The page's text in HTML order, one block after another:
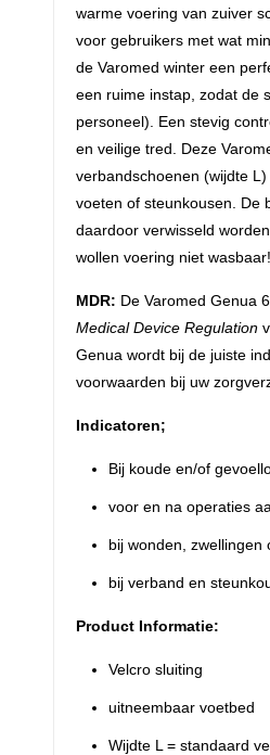
warme voering van zuiver
voor gebruikers met wat
de Varomed winter een
een ruime instap, zodat de
personeel). Een stevig
en veilige tred. Deze
verbandschoenen (wijdte
voeten of steunkousen. De
daardoor verwisseld
wollen voering niet wasbaar!
MDR: De Varomed Genua
Medical Device Regulation
Genua wordt bij de juiste
voorwaarden bij uw
Indicatoren;
Bij koude en/of
voor en na operaties
bij wonden, zwellingen
bij verband en
Product Informatie:
Velcro sluiting
uitneembaar voetbed
Wijdte L = standaard